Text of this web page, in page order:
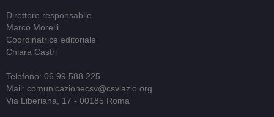
Direttore responsabile
Marco Morelli
Coordinatrice editoriale
Chiara Castri
Telefono: 06 99 588 225
Mail: comunicazionecsv@csvlazio.org
Via Liberiana, 17 - 00185 Roma